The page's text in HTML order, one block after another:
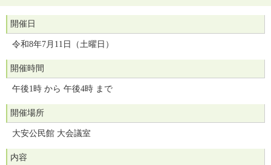
開催日
令和8年7月11日（土曜日）
開催時間
午後1時 から 午後4時 まで
開催場所
大安公民館 大会議室
内容